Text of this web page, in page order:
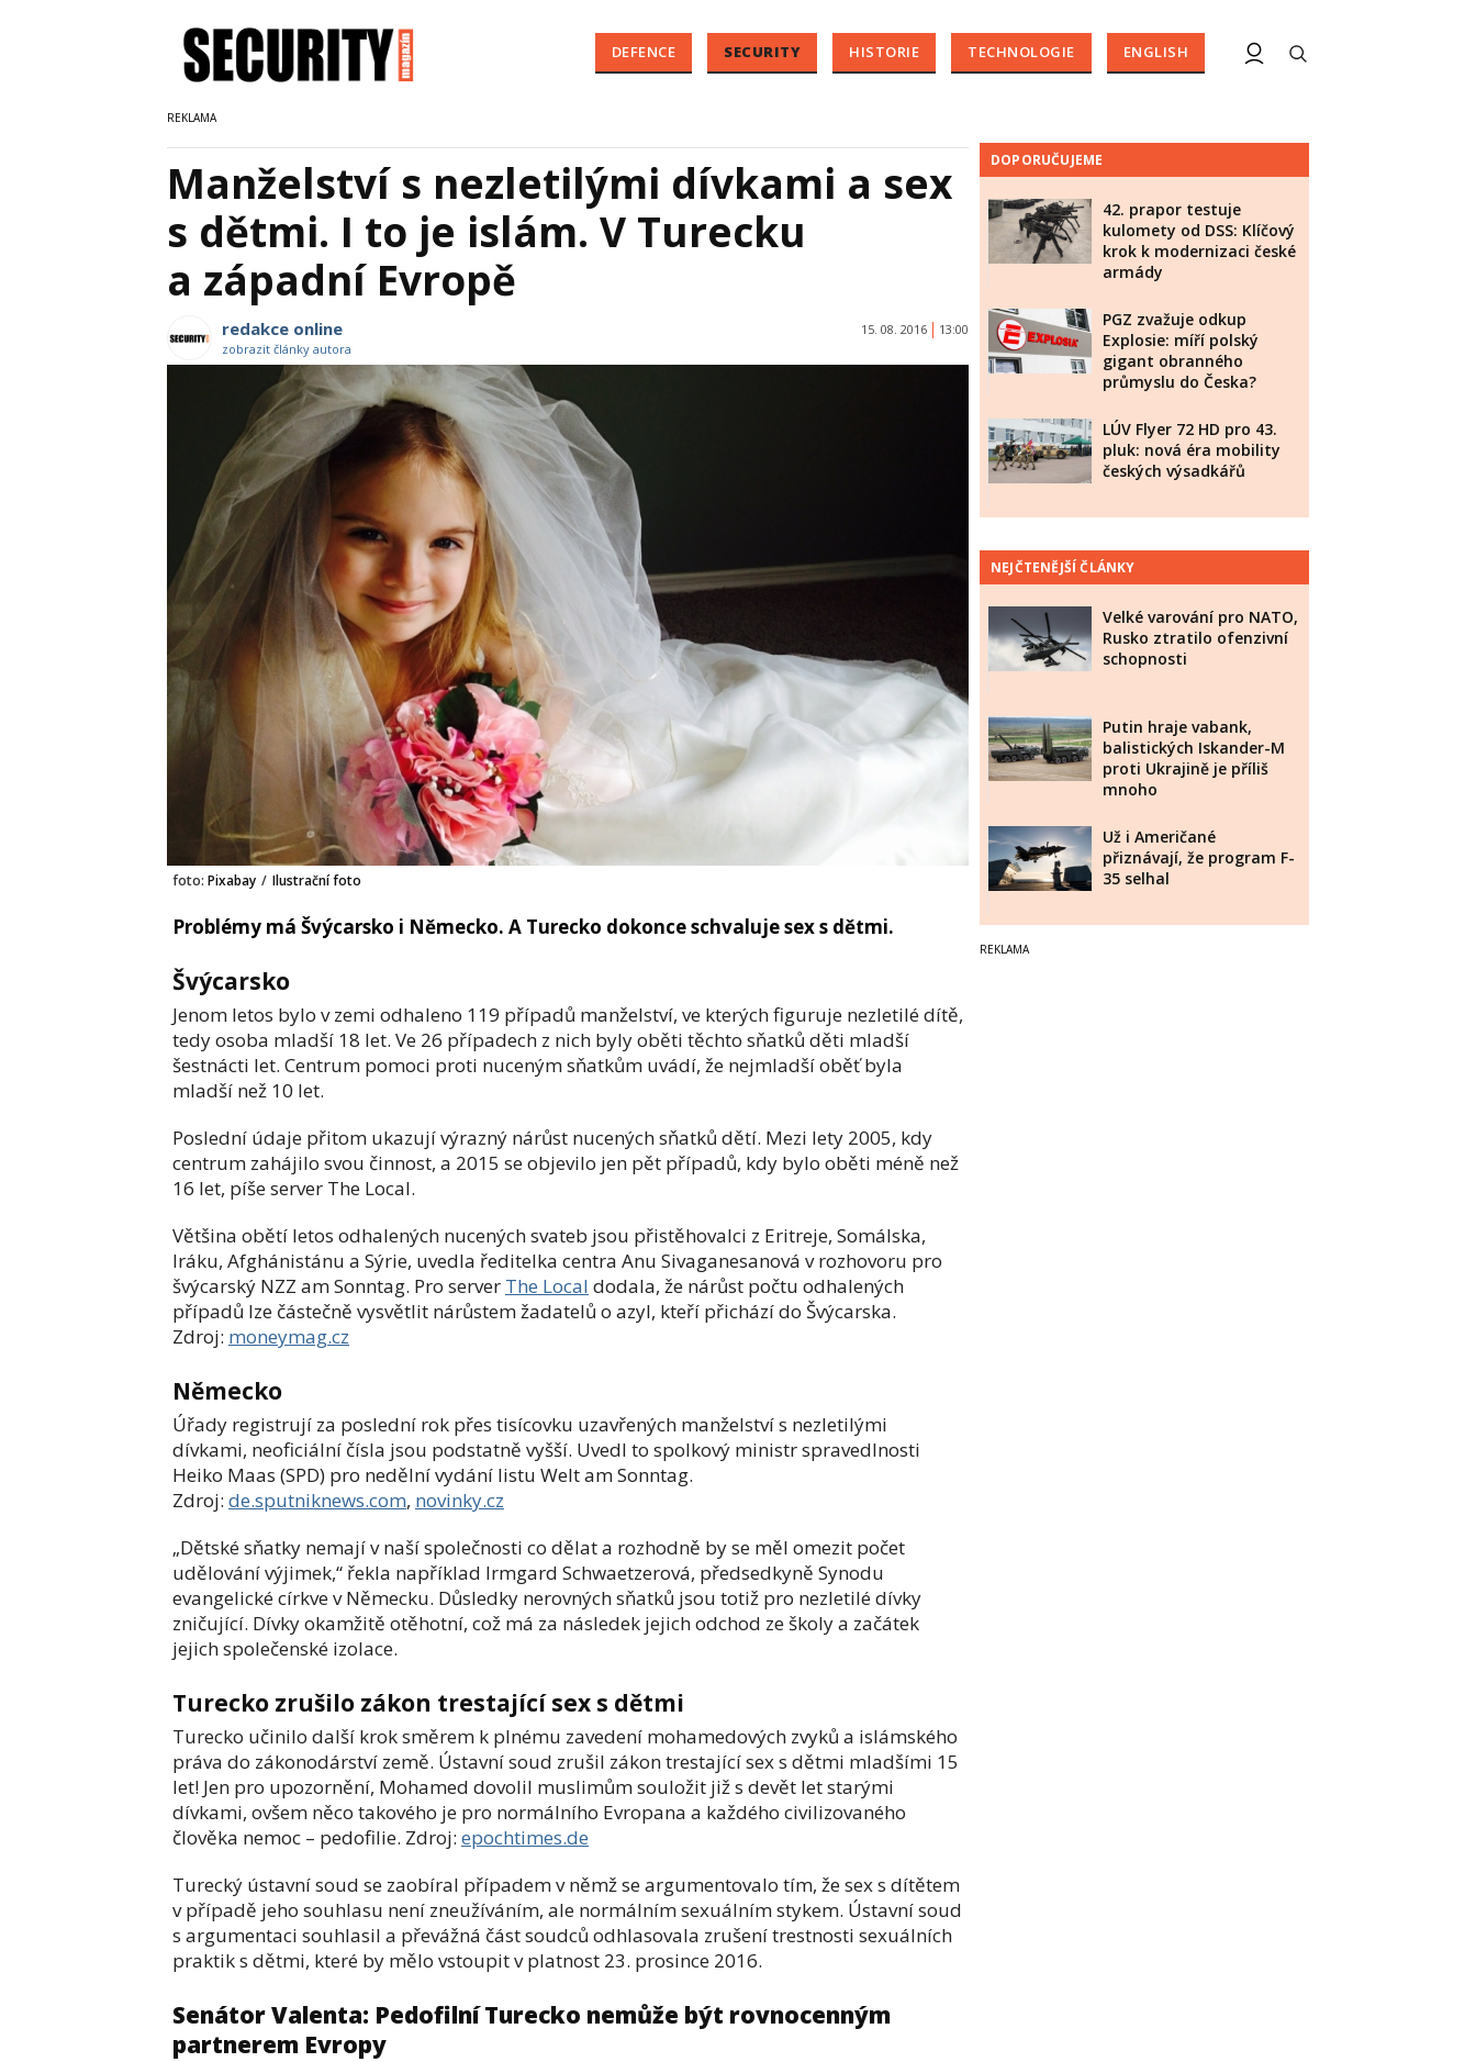
DEFENCE SECURITY HISTORIE TECHNOLOGIE ENGLISH
Manželství s nezletilými dívkami a sex
s dětmi. I to je islám. V Turecku
a západní Evropě
redakce online
zobrazit články autora
15. 08. 2016 13:00
foto: Pixabay / Ilustrační foto
Problémy má Švýcarsko i Německo. A Turecko dokonce schvaluje sex s dětmi.
Švýcarsko
Jenom letos bylo v zemi odhaleno 119 případů manželství, ve kterých figuruje nezletilé dítě,
tedy osoba mladší 18 let. Ve 26 případech z nich byly oběti těchto sňatků děti mladší
šestnácti let. Centrum pomoci proti nuceným sňatkům uvádí, že nejmladší oběť byla
mladší než 10 let.
Poslední údaje přitom ukazují výrazný nárůst nucených sňatků dětí. Mezi lety 2005, kdy
centrum zahájilo svou činnost, a 2015 se objevilo jen pět případů, kdy bylo oběti méně než
16 let, píše server The Local.
Většina obětí letos odhalených nucených svateb jsou přistěhovalci z Eritreje, Somálska,
Iráku, Afghánistánu a Sýrie, uvedla ředitelka centra Anu Sivaganesanová v rozhovoru pro
švýcarský NZZ am Sonntag. Pro server The Local dodala, že nárůst počtu odhalených
případů lze částečně vysvětlit nárůstem žadatelů o azyl, kteří přichází do Švýcarska.
Zdroj: moneymag.cz
Německo
Úřady registrují za poslední rok přes tisícovku uzavřených manželstvís nezletilými
dívkami, neoficiální čísla jsou podstatně vyšší. Uvedl to spolkový ministr spravedlnosti
Heiko Maas (SPD) pro nedělní vydání listu Welt am Sonntag.
Zdroj: de.sputniknews.com, novinky.cz
„Dětské sňatky nemají v naší společnosti co dělat a rozhodně by se měl omezit počet
udělování výjimek,“ řekla například Irmgard Schwaetzerová, předsedkyně Synodu
evangelické církve v Německu. Důsledky nerovných sňatků jsou totiž pro nezletilé dívky
zničující. Dívky okamžitě otěhotní, což má za následek jejich odchod ze školy a začátek
jejich společenské izolace.
Turecko zrušilo zákon trestající sex s dětmi
Turecko učinilo další krok směrem k plnému zavedení mohamedových zvyků a islámského
práva do zákonodárství země. Ústavní soud zrušil zákon trestající sex s dětmi mladšími 15
let! Jen pro upozornění, Mohamed dovolil muslimům souložit již s devět let starými
dívkami, ovšem něco takového je pro normálního Evropana a každého civilizovaného
člověka nemoc – pedofilie. Zdroj: epochtimes.de
Turecký ústavní soud se zaobíral případem v němž se argumentovalo tím, že sex s dítětem
v případě jeho souhlasu není zneužíváním, ale normálním sexuálním stykem. Ústavní soud
s argumentaci souhlasil a převážná část soudců odhlasovala zrušení trestnosti sexuálních
praktik s dětmi, které by mělo vstoupit v platnost 23. prosince 2016.
Senátor Valenta: Pedofilní Turecko nemůže být rovnocenným
partnerem Evropy
DOPORUČUJEME
42. prapor testuje
kulomety od DSS: Klíčový
krok k modernizaci české
armády
PGZ zvažuje odkup
Explosie: míří polský
gigant obranného
průmyslu do Česka?
LÚV Flyer 72 HD pro 43.
pluk: nová éra mobility
českých výsadkářů
NEJČTENĚJŠÍ ČLÁNKY
Velké varování pro NATO,
Rusko ztratilo ofenzivní
schopnosti
Putin hraje vabank,
balistických Iskander-M
proti Ukrajině je příliš
mnoho
Už i Američané
přiznávají, že program F-
35 selhal